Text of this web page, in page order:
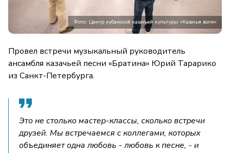
Фото: Центр кубанской казачьей культуры «Казачья воля»
Провел встречи музыкальный руководитель
ансамбля казачьей песни «Братина» Юрий Тарарико
из Санкт-Петербурга.
Это не столько мастер-классы, сколько встречи
друзей. Мы встречаемся с коллегами, которых
объединяет одна любовь - любовь к песне, - и